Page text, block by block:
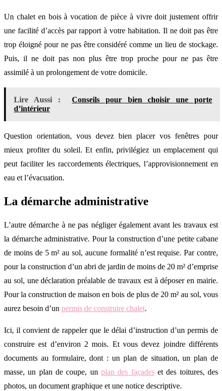
Un chalet en bois à vocation de pièce à vivre doit justement offrir
une facilité d’accès par rapport à votre habitation. Il ne doit pas être
trop éloigné pour ne pas être considéré comme un lieu de stockage.
Puis, il ne doit pas non plus être trop proche pour ne pas être
assimilé à un prolongement de votre domicile.
Lire Aussi :
Conseils pour bien choisir une porte
d’intérieur
Question orientation, vous devez bien placer vos fenêtres pour
mieux profiter du soleil. Et enfin, privilégiez un emplacement qui
peut faciliter les raccordements électriques, l’approvisionnement en
eau et l’évacuation.
La démarche administrative
L’autre démarche à ne pas négliger également avant les travaux est
la démarche administrative. Pour la construction d’une petite cabane
de moins de 5 m² au sol, aucune formalité n’est requise. Par contre,
pour la construction d’un abri de jardin de moins de 20 m² d’emprise
au sol, une déclaration préalable de travaux est à déposer en mairie.
Pour la construction de maison en bois de plus de 20 m² au sol, vous
aurez besoin d’un permis de construire chalet.
Ici, il convient de rappeler que le délai d’instruction d’un permis de
construire est d’environ 2 mois. Et vous devez joindre différents
documents au formulaire, dont : un plan de situation, un plan de
masse, un plan de coupe, un plan des façadeset des toitures, des
photos, un document graphique et une notice descriptive.